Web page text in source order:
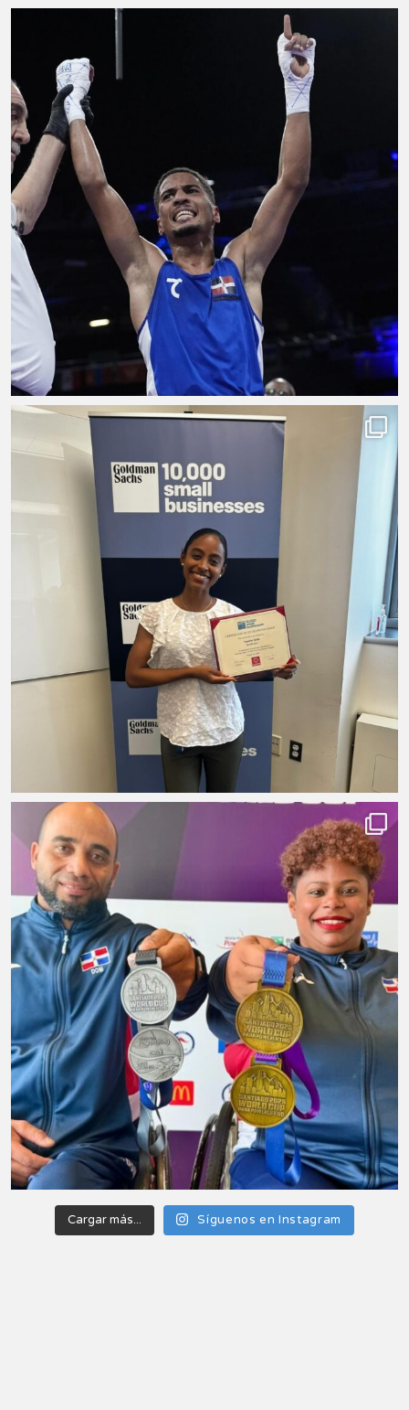
Natación
Tenis
Voleibol Masculino
Cargar más... Síguenos en Instagram